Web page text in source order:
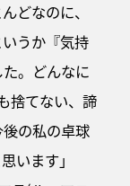
どなのに、
うか『気持
。どんなに
捨てない、諦
の私の卓球
います」